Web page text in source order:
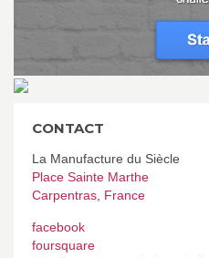
CONTACT
La Manufacture du Siècle
Place Sainte Marthe
Carpentras France
facebook
foursquare